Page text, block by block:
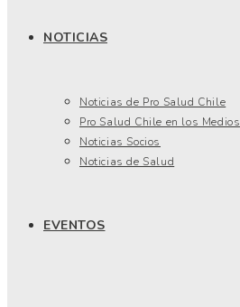
NOTICIAS
Noticias de Pro Salud Chile
Pro Salud Chile en los Medios
Noticias Socios
Noticias de Salud
EVENTOS